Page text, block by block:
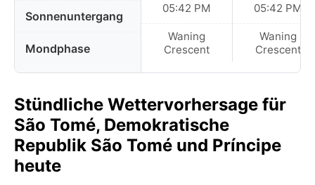
Sonnenuntergang
Mondphase
05:42 PM
Waning
Crescent
05:42 PM
Waning
Crescent
Stündliche Wettervorhersage für
São Tomé, Demokratische
Republik São Tomé und Príncipe
heute